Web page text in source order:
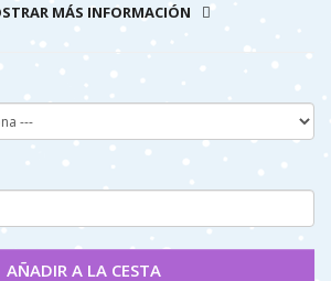
MÁS INFORMACIÓN
AÑADIR A LA CESTA